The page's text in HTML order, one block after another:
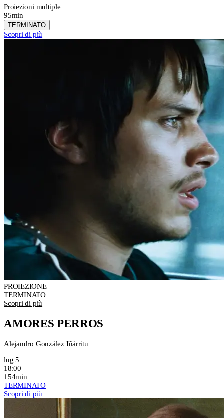
Proiezioni multiple
95min
TERMINATO
Scopri di più
PROIEZIONE
TERMINATO
Scopri di più
AMORES PERROS
Alejandro González Iñárritu
lug 5
18:00
154min
TERMINATO
Scopri di più